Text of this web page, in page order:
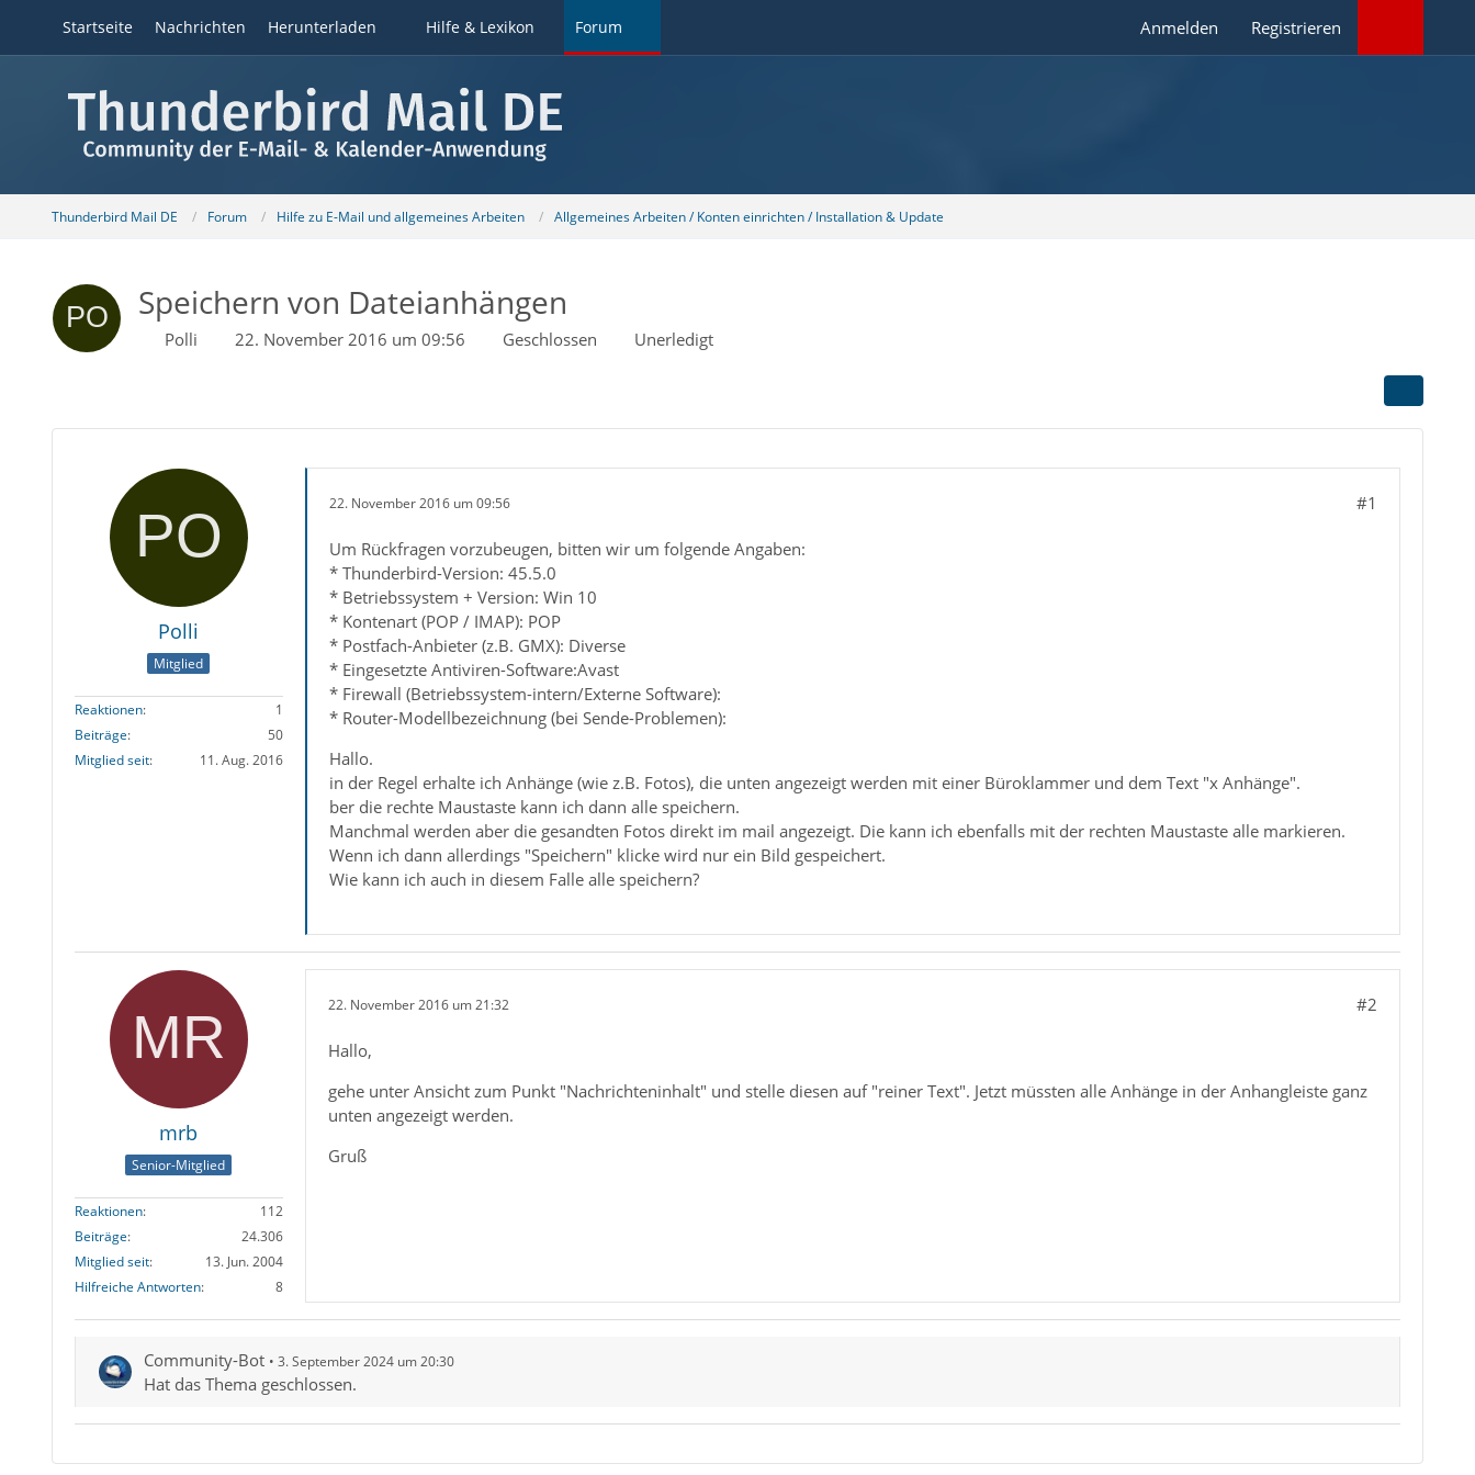
Startseite Nachrichten Herunterladen Hilfe & Lexikon Forum Anmelden Registrieren
Thunderbird Mail DE Forum Hilfe zu E-Mail und allgemeines Arbeiten Allgemeines Arbeiten / Konten einrichten / Installation & Update
Speichern von Dateianhängen
Polli 22. November 2016 um 09:56 Geschlossen Unerledigt
Polli
Mitglied
Reaktionen
1
Beiträge
50
Mitglied seit
11. Aug. 2016
22. November 2016 um 09:56 #1
Um Rückfragen vorzubeugen, bitten wir um folgende Angaben:
* Thunderbird-Version: 45.5.0
* Betriebssystem + Version: Win 10
* Kontenart (POP / IMAP): POP
* Postfach-Anbieter (z.B. GMX): Diverse
* Eingesetzte Antiviren-Software:Avast
* Firewall (Betriebssystem-intern/Externe Software):
* Router-Modellbezeichnung (bei Sende-Problemen):
Hallo.
in der Regel erhalte ich Anhänge (wie z.B. Fotos), die unten angezeigt werden mit einer Büroklammer und dem Text "x Anhänge".
ber die rechte Maustaste kann ich dann alle speichern.
Manchmal werden aber die gesandten Fotos direkt im mail angezeigt. Die kann ich ebenfalls mit der rechten Maustaste alle markieren.
Wenn ich dann allerdings "Speichern" klicke wird nur ein Bild gespeichert.
Wie kann ich auch in diesem Falle alle speichern?
mrb
Senior-Mitglied
Reaktionen
112
Beiträge
24.306
Mitglied seit
13. Jun. 2004
Hilfreiche Antworten
8
22. November 2016 um 21:32 #2
Hallo,
gehe unter Ansicht zum Punkt "Nachrichteninhalt" und stelle diesen auf "reiner Text". Jetzt müssten alle Anhänge in der Anhangleiste ganz
unten angezeigt werden.
Gruß
Community-Bot 3. September 2024 um 20:30
Hat das Thema geschlossen.